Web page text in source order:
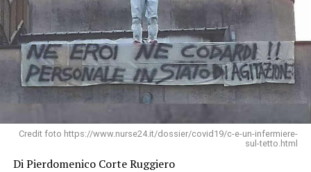
Credit foto https://www.nurse24.it/dossier/covid19/c-e-un-infermiere-
sul-tetto.html
Di Pierdomenico Corte Ruggiero